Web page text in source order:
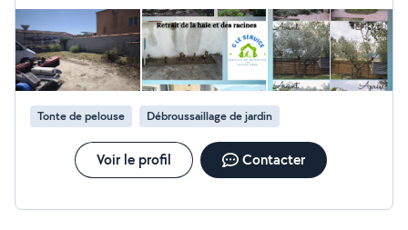
Tonte de pelouse Débroussaillage de jardin
Voir le profil Contacter